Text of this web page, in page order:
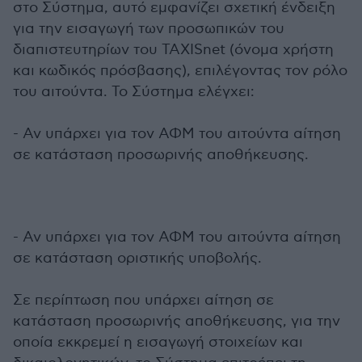
στο Σύστημα, αυτό εμφανίζει σχετική ένδειξη
για την εισαγωγή των προσωπικών του
διαπιστευτηρίων του TAXISnet (όνομα χρήστη
και κωδικός πρόσβασης), επιλέγοντας τον ρόλο
του αιτούντα. Το Σύστημα ελέγχει:
- Αν υπάρχει για τον ΑΦΜ του αιτούντα αίτηση
σε κατάσταση προσωρινής αποθήκευσης.
- Αν υπάρχει για τον ΑΦΜ του αιτούντα αίτηση
σε κατάσταση οριστικής υποβολής.
Σε περίπτωση που υπάρχει αίτηση σε
κατάσταση προσωρινής αποθήκευσης, για την
οποία εκκρεμεί η εισαγωγή στοιχείων και